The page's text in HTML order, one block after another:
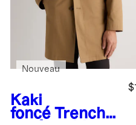
Kaki
foncé Trench
Nouveau